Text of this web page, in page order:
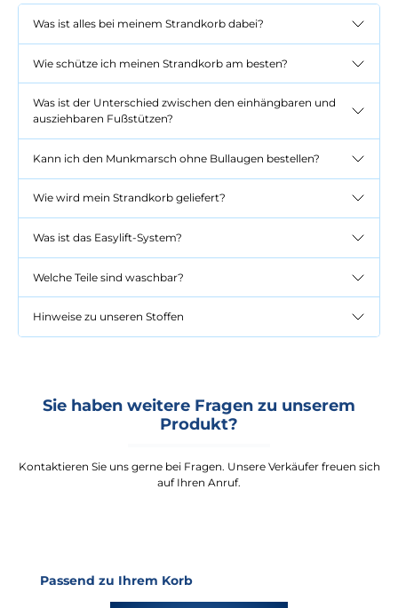
Was ist alles bei meinem Strandkorb dabei?
Wie schütze ich meinen Strandkorb am besten?
Was ist der Unterschied zwischen den einhängbaren und
ausziehbaren Fußstützen?
Kann ich den Munkmarsch ohne Bullaugen bestellen?
Wie wird mein Strandkorb geliefert?
Was ist das Easylift-System?
Welche Teile sind waschbar?
Hinweise zu unseren Stoffen
Sie haben weitere Fragen zu unserem
Produkt?
Kontaktieren Sie uns gerne bei Fragen. Unsere Verkäufer freuen sich
auf Ihren Anruf.
Produktgalerie überspringen
Passend zu Ihrem Korb